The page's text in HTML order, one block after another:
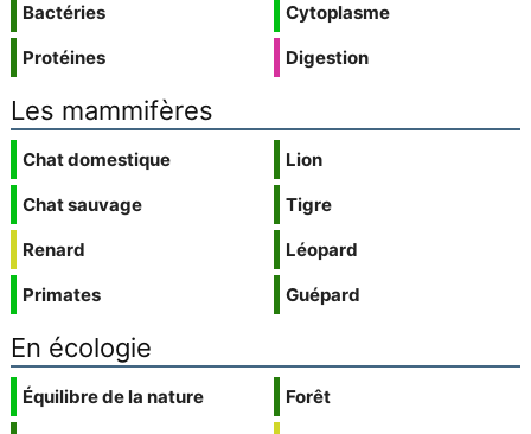
Bactéries
Protéines
Cytoplasme
Digestion
Les mammifères
Chat domestique
Chat sauvage
Renard
Primates
Lion
Tigre
Léopard
Guépard
En écologie
Équilibre de la nature
Forêt